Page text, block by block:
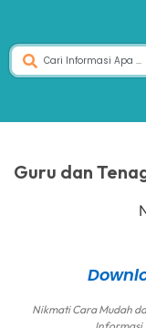
Guru dan
Nikmati Cara Mudah